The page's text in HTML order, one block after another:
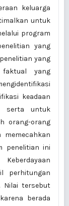
keluarga
untuk
program
yang
yang
yang
keadaan
serta untuk
orang-orang
penelitian ini
perhitungan
Nilai tersebut
berada